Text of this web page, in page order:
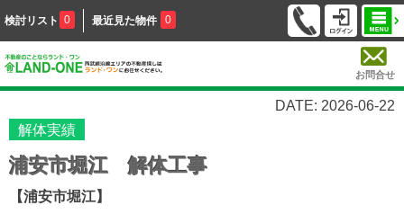
検討リスト 0 最近見た物件 0
お問合せ
DATE: 2026-06-22
解体実績
浦安市堀江 解体工事
【浦安市堀江】